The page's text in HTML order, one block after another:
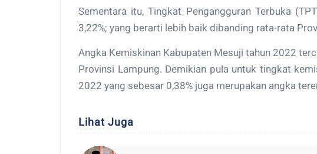
Sementara itu, Tingkat Pengangguran Terbuka
3,22%; yang berarti lebih baik dibanding rata-rata
Angka Kemiskinan Kabupaten Mesuji tahun 2022
Provinsi Lampung. Demikian pula untuk tingkat
2022 yang sebesar 0,38% juga merupakan angka
Lihat Juga